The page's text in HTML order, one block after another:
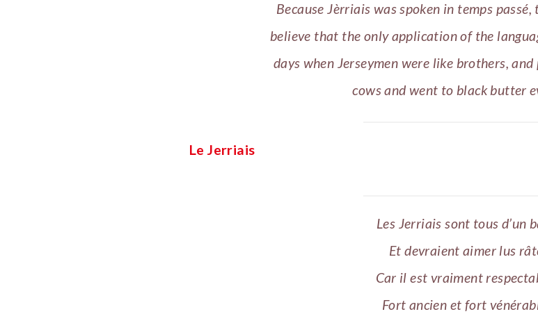
Because Jèrriais was spoken in temps
believe that the only application of the
days when Jerseymen were like brothers,
cows and went to black butter
Le Jerriais
Les Jerriais sont tous d’un
Et devraient aimer lus
Car il est vraiment
Fort ancien et fort